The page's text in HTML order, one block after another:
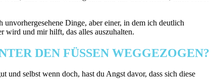
Dinge, aber einer, in dem ich deutlich
wird und mir hilft, das alles auszuhalten.
DEN FÜSSEN WEGGEZOGEN?
selbst wenn doch, hast du Angst davor, dass sich diese